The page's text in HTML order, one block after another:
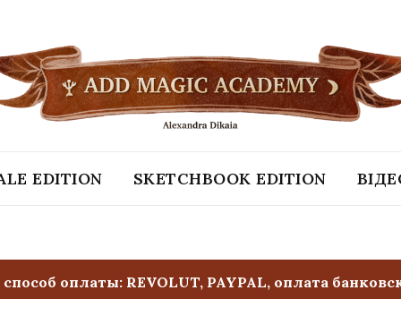
EDITION SKETCHBOOK EDITION
оплаты: REVOLUT, PAYPAL, оплата